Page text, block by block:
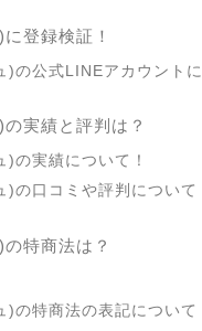
登録検証！
)の公式LINEアカウント
実績と評判は？
の実績について！
の口コミや評判について
特商法は？
の特商法の表記について